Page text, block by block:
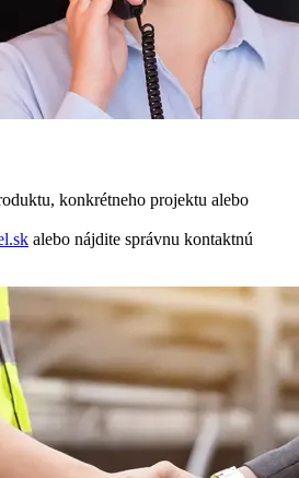
konkrétneho projektu alebo
alebo nájdite správnu kontaktnú